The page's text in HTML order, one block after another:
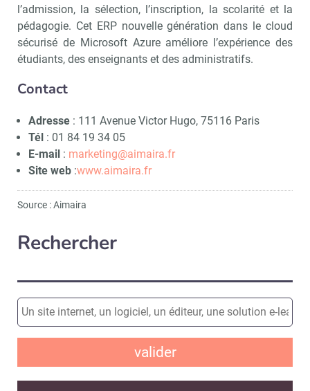
l’admission, la sélection, l’inscription, la scolarité et la
pédagogie. Cet ERP nouvelle génération dans le cloud
sécurisé de Microsoft Azure améliore l’expérience des
étudiants, des enseignants et des administratifs.
Contact
Adresse: 111 Avenue Victor Hugo, 75116 Paris
Tél: 01 84 19 34 05
E-mail: marketing@aimaira.fr
Site web:www.aimaira.fr
Source : Aimaira
Rechercher
valider